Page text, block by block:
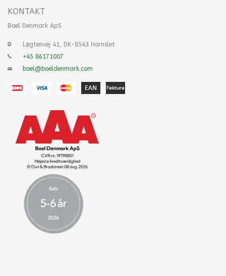
KONTAKT
Boel Denmark ApS
Løgtenvej 41, DK-8543 Hornslet
+45 86171007
boel@boeldenmark.com